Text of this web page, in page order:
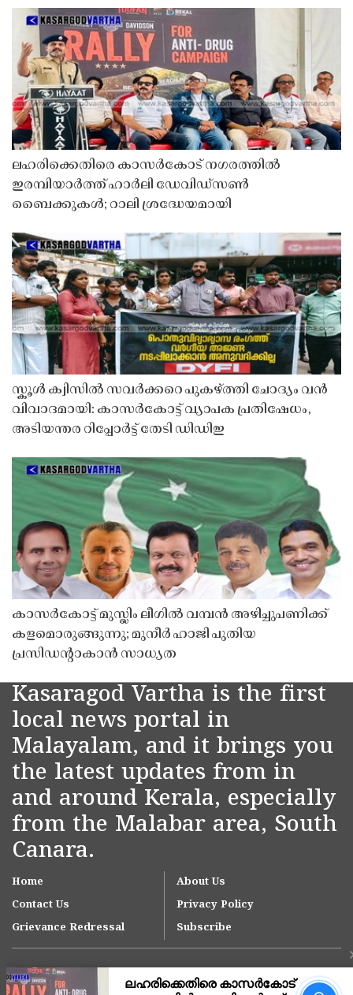
ലഹരിക്കെതിരെ കാസർകോട് നഗരത്തിൽ
ഇരമ്പിയാർത്ത് ഹാർലി ഡേവിഡ്‌സൺ
ബൈക്കുകൾ; റാലി ശ്രദ്ധേയമായി
സ്കൂൾ ക്വിസിൽ സവർക്കറെ പുകഴ്ത്തി ചോദ്യം വൻ
വിവാദമായി: കാസർകോട്ട് വ്യാപക പ്രതിഷേധം,
അടിയന്തര റിപ്പോർട്ട് തേടി ഡിഡിഇ
കാസർകോട്ട് മുസ്ലിം ലീഗിൽ വമ്പൻ അഴിച്ചുപണിക്ക്
കളമൊരുങ്ങുന്നു; മുനീർ ഹാജി പുതിയ
പ്രസിഡൻ്റാകാൻ സാധ്യത
Kasaragod Vartha is the first
local news portal in
Malayalam, and it brings you
the latest updates from in
and around Kerala, especially
from the Malabar area, South
Canara.
Home
About Us
Contact Us
Privacy Policy
Grievance Redressal
Subscribe
നീലേശ്വരം നഗരസഭയിലെ